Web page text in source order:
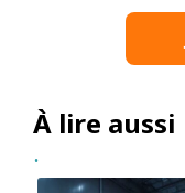
À lire aussi